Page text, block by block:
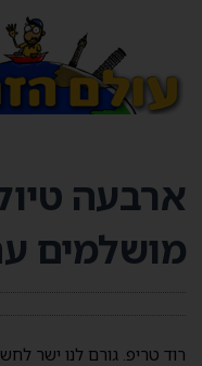
ארבעה
מושלמים
רוד טריפ. גורם לנו ישר